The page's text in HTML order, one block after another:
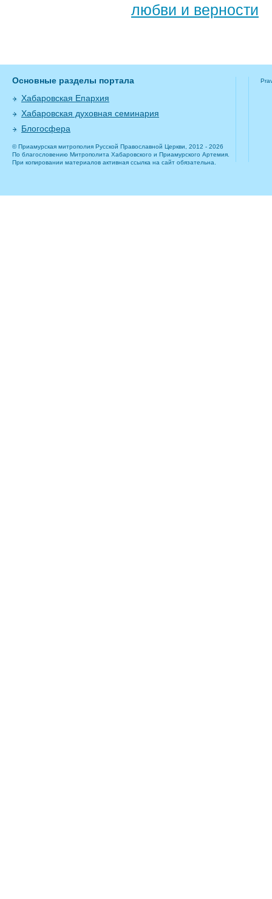
любви и верности
Основные разделы портала
Хабаровская Епархия
Хабаровская духовная семинария
Блогосфера
© Приамурская митрополия Русской Православной Церкви, 2012 - 2026
По благословению Митрополита Хабаровского и Приамурского Артемия.
При копировании материалов активная ссылка на сайт обязательна.